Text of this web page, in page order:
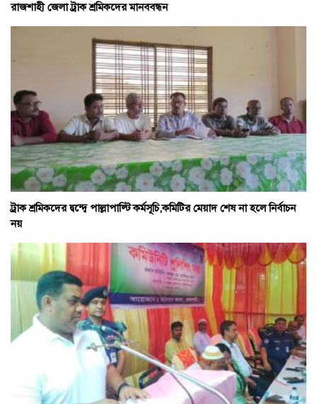
রাজশাহী জেলা ট্রাক শ্রমিকদের মানববন্ধন
ট্রাক শ্রমিকদের দ্বন্দ্বে পাল্লাপাল্টি কর্মসূচি,কমিটির মেয়াদ শেষ না হলে নির্বাচন
নয়